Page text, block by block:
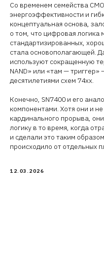
Со временем семейства
энергоэффективности и
концептуальная основа,
о том, что цифровая логика
стандартизированных,
стала основополагающей.
используют сокращенную
NAND» или «там —
десятилетиями схем 74xx.
Конечно, SN7400 и его
компонентами. Хотя они и
кардинального прорыва,
логику в то время, когда
и сделали это таким
происходило от отдельных
12.03.2026